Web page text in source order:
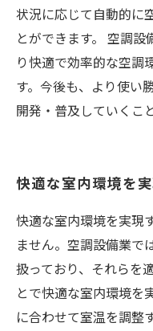
状況に応じて自動的に
とができます。 空調
り快適で効率的な空調
す。今後も、より使い
開発・普及していくこ
快適な室内環境を
快適な室内環境を実現
ません。空調設備業で
扱っており、それらを
とで快適な室内環境を
に合わせて室温を調整